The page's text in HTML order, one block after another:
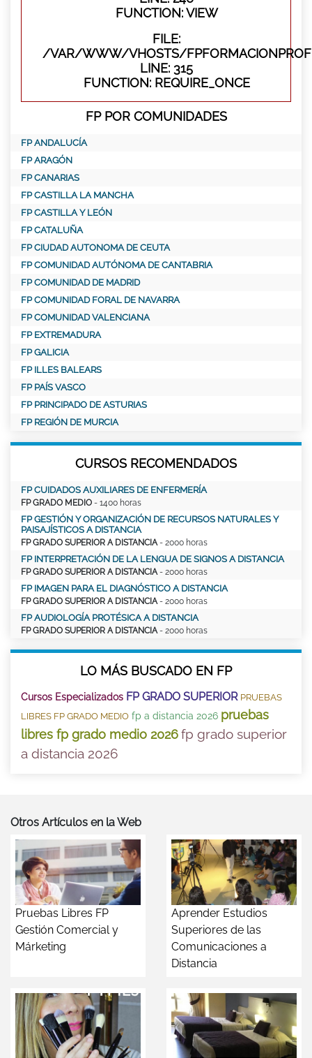
FUNCTION: VIEW
FILE:
/VAR/WWW/VHOSTS/
LINE: 315
FUNCTION: REQUIRE_ONCE
FP POR COMUNIDADES
FP ANDALUCÍA
FP ARAGÓN
FP CANARIAS
FP CASTILLA LA MANCHA
FP CASTILLA Y LEÓN
FP CATALUÑA
FP CIUDAD AUTONOMA DE CEUTA
FP COMUNIDAD AUTÓNOMA DE CANTABRIA
FP COMUNIDAD DE MADRID
FP COMUNIDAD FORAL DE NAVARRA
FP COMUNIDAD VALENCIANA
FP EXTREMADURA
FP GALICIA
FP ILLES BALEARS
FP PAÍS VASCO
FP PRINCIPADO DE ASTURIAS
FP REGIÓN DE MURCIA
CURSOS RECOMENDADOS
FP CUIDADOS AUXILIARES DE ENFERMERÍA
FP GRADO MEDIO - 1400 horas
FP GESTIÓN Y ORGANIZACIÓN DE RECURSOS NATURALES Y
PAISAJÍSTICOS A DISTANCIA
FP GRADO SUPERIOR A DISTANCIA- 2000 horas
FP INTERPRETACIÓN DE LA LENGUA DE SIGNOS A DISTANCIA
FP GRADO SUPERIOR A DISTANCIA- 2000 horas
FP IMAGEN PARA EL DIAGNÓSTICO A DISTANCIA
FP GRADO SUPERIOR A DISTANCIA- 2000 horas
FP AUDIOLOGÍA PROTÉSICA A DISTANCIA
FP GRADO SUPERIOR A DISTANCIA- 2000 horas
LO MÁS BUSCADO EN FP
Cursos Especializados FP GRADO SUPERIOR PRUEBAS
LIBRES FP GRADO MEDIO fp a distancia 2026 pruebas
libres fp grado medio 2026fp grado superior
a distancia 2026
Otros Artículos en la Web
Pruebas Libres FP
Gestión Comercial y
Márketing
Aprender Estudios
Superiores de las
Comunicaciones a
Distancia